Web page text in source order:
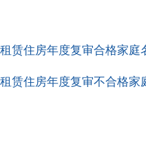
赁住房年度复审合格家庭
赁住房年度复审不合格家